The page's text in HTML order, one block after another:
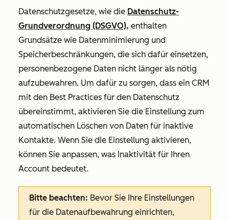
Datenschutzgesetze, wie die Datenschutz-
Grundverordnung (DSGVO), enthalten
Grundsätze wie Datenminimierung und
Speicherbeschränkungen, die sich dafür einsetzen,
personenbezogene Daten nicht länger als nötig
aufzubewahren. Um dafür zu sorgen, dass ein CRM
mit den Best Practices für den Datenschutz
übereinstimmt, aktivieren Sie die Einstellung zum
automatischen Löschen von Daten für inaktive
Kontakte. Wenn Sie die Einstellung aktivieren,
können Sie anpassen, was Inaktivität für Ihren
Account bedeutet.
Bitte beachten: Bevor Sie Ihre Einstellungen
für die Datenaufbewahrung einrichten,